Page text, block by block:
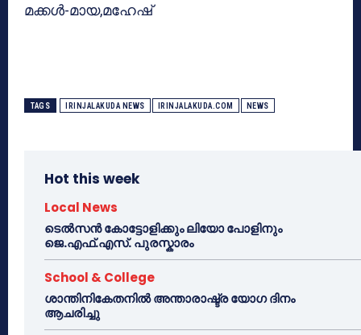
മക്കള്‍-മായ,മഹേഷ്
TAGS IRINJALAKUDA NEWS IRINJALAKUDA.COM NEWS
Hot this week
Local News
ടെൽസൻ കോട്ടോളിക്കും ലിയോ പോളിനും
ജെ.എഫ്.എസ്. പുരസ്കാരം
School & College
ശാന്തിനികേതനിൽ അന്താരാഷ്ട്ര യോഗ ദിനം
ആചരിച്ചു